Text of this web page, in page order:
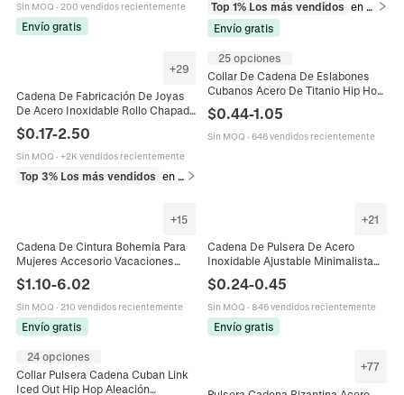
Sin MOQ · 200 vendidos recientemente
Envío gratis
Top 1% Los más vendidos
en Pulseras
Envío gratis
+29
Cadena De Fabricación De Joyas
De Acero Inoxidable Rollo Chapado
En Oro De 18K Cadenas De
Eslabones Sin Terminar Para Collar
Pulsera
$0.17-2.50
Sin MOQ · +2K vendidos recientemente
Top 3% Los más vendidos en Cadenas
25 opciones
Collar De Cadena De Eslabones
Cubanos Acero De Titanio Hip Hop
Estilo Punk Minimalista Para
Hombres Mujeres
$0.44-1.05
Sin MOQ · 646 vendidos recientemente
+15
Cadena De Cintura Bohemia Para
Mujeres Accesorio Vacaciones
Playa Con Perla Artificial De
Imitación Concha Estrella De Mar
Aleación Joyería Corporal
$1.10-6.02
Sin MOQ · 210 vendidos recientemente
Envío gratis
+21
Cadena De Pulsera De Acero
Inoxidable Ajustable Minimalista
Fabricación De Joyas Accesorio
DIY Con Cierre De Langosta
Extensión
$0.24-0.45
Sin MOQ · 846 vendidos recientemente
Envío gratis
24 opciones
Collar Pulsera Cadena Cuban Link
Iced Out Hip Hop Aleación
+77